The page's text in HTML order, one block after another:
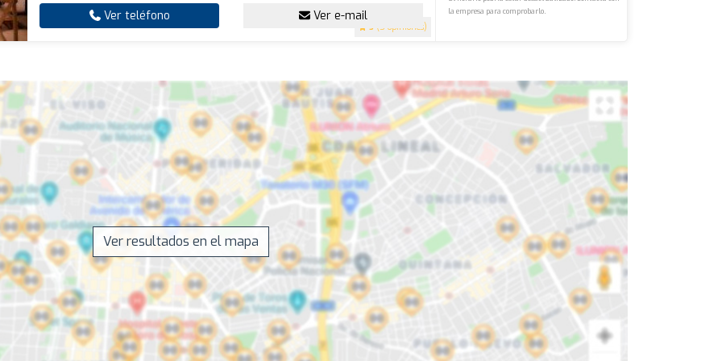
5 (5 opiniones)
Ver teléfono Ver e-mail
la empresa para comprobarlo.
Ver resultados en el mapa